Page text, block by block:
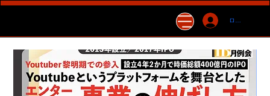
ログイン